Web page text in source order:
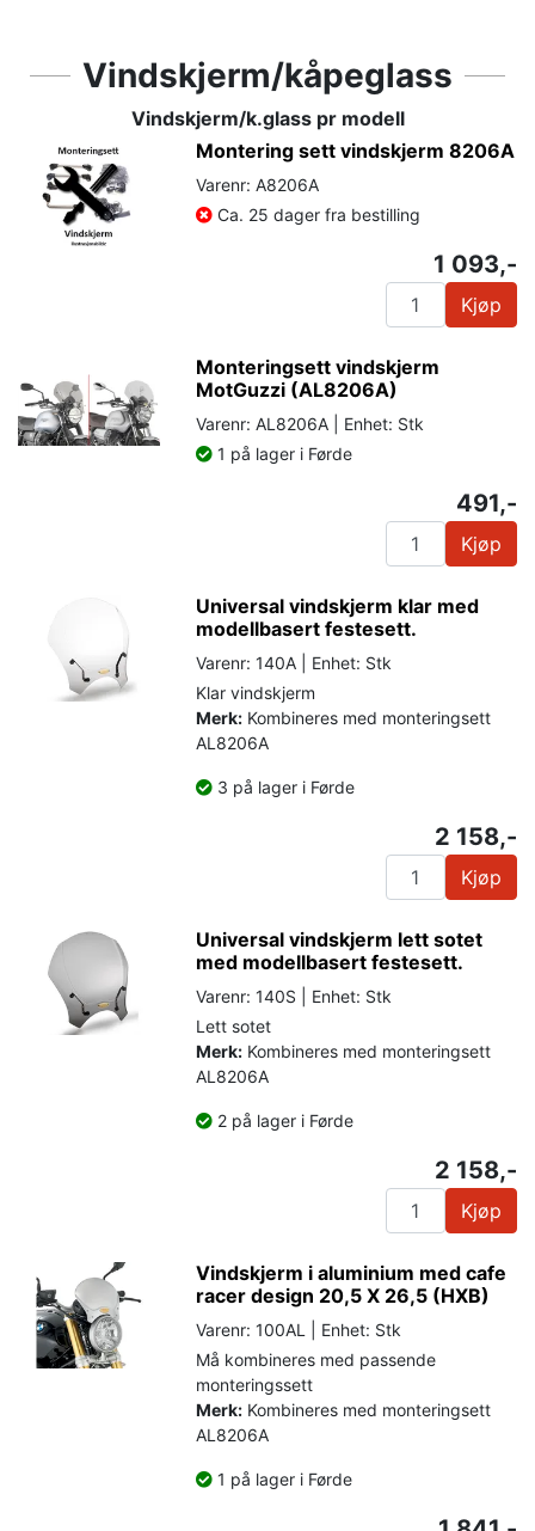
Vindskjerm/kåpeglass
Vindskjerm/k.glass pr modell
Montering sett vindskjerm 8206A
Varenr: A8206A
Ca. 25 dager fra bestilling
1 093,-
Kjøp
Monteringsett vindskjerm
MotGuzzi (AL8206A)
Varenr: AL8206A | Enhet: Stk
1 på lager i Førde
491,-
Kjøp
Universal vindskjerm klar med
modellbasert festesett.
Varenr: 140A | Enhet: Stk
Klar vindskjerm
Merk: Kombineres med monteringsett
AL8206A
3 på lager i Førde
2 158,-
Kjøp
Universal vindskjerm lett sotet
med modellbasert festesett.
Varenr: 140S | Enhet: Stk
Lett sotet
Merk: Kombineres med monteringsett
AL8206A
2 på lager i Førde
2 158,-
Kjøp
Vindskjerm i aluminium med cafe
racer design 20,5 X 26,5 (HXB)
Varenr: 100AL | Enhet: Stk
Må kombineres med passende
monteringssett
Merk: Kombineres med monteringsett
AL8206A
1 på lager i Førde